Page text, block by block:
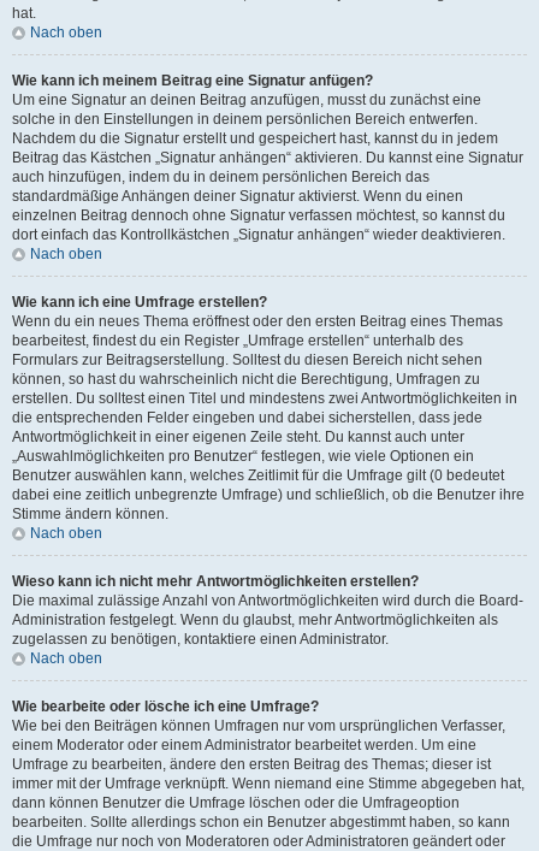
hat.
Nach oben
Wie kann ich meinem Beitrag eine Signatur anfügen?
Um eine Signatur an deinen Beitrag anzufügen, musst du zunächst eine
solche in den Einstellungen in deinem persönlichen Bereich entwerfen.
Nachdem du die Signatur erstellt und gespeichert hast, kannst du in jedem
Beitrag das Kästchen „Signatur anhängen“ aktivieren. Du kannst eine Signatur
auch hinzufügen, indem du in deinem persönlichen Bereich das
standardmäßige Anhängen deiner Signatur aktivierst. Wenn du einen
einzelnen Beitrag dennoch ohne Signatur verfassen möchtest, so kannst du
dort einfach das Kontrollkästchen „Signatur anhängen“ wieder deaktivieren.
Nach oben
Wie kann ich eine Umfrage erstellen?
Wenn du ein neues Thema eröffnest oder den ersten Beitrag eines Themas
bearbeitest, findest du ein Register „Umfrage erstellen“ unterhalb des
Formulars zur Beitragserstellung. Solltest du diesen Bereich nicht sehen
können, so hast du wahrscheinlich nicht die Berechtigung, Umfragen zu
erstellen. Du solltest einen Titel und mindestens zwei Antwortmöglichkeiten in
die entsprechenden Felder eingeben und dabei sicherstellen, dass jede
Antwortmöglichkeit in einer eigenen Zeile steht. Du kannst auch unter
„Auswahlmöglichkeiten pro Benutzer“ festlegen, wie viele Optionen ein
Benutzer auswählen kann, welches Zeitlimit für die Umfrage gilt (0 bedeutet
dabei eine zeitlich unbegrenzte Umfrage) und schließlich, ob die Benutzer ihre
Stimme ändern können.
Nach oben
Wieso kann ich nicht mehr Antwortmöglichkeiten erstellen?
Die maximal zulässige Anzahl von Antwortmöglichkeiten wird durch die Board-
Administration festgelegt. Wenn du glaubst, mehr Antwortmöglichkeiten als
zugelassen zu benötigen, kontaktiere einen Administrator.
Nach oben
Wie bearbeite oder lösche ich eine Umfrage?
Wie bei den Beiträgen können Umfragen nur vom ursprünglichen Verfasser,
einem Moderator oder einem Administrator bearbeitet werden. Um eine
Umfrage zu bearbeiten, ändere den ersten Beitrag des Themas; dieser ist
immer mit der Umfrage verknüpft. Wenn niemand eine Stimme abgegeben hat,
dann können Benutzer die Umfrage löschen oder die Umfrageoption
bearbeiten. Sollte allerdings schon ein Benutzer abgestimmt haben, so kann
die Umfrage nur noch von Moderatoren oder Administratoren geändert oder